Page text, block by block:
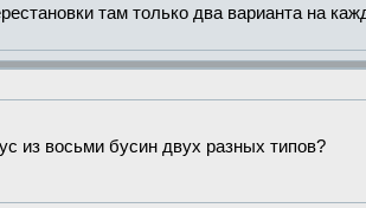
там только два варианта на
из восьми бусин двух разных типов?